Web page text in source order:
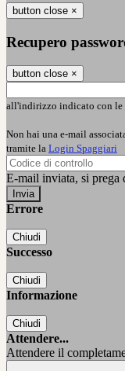
button close ×
Recupero
button close ×
all'indirizzo indicato con le
Non hai una e-mail
tramite la Login Spaggiari
E-mail inviata, si prega
Errore
Chiudi
Successo
Chiudi
Informazione
Chiudi
Attendere...
Attendere il